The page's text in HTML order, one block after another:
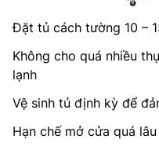
Đặt tủ cách tường 10 –
Không cho quá nhiều
lạnh
Vệ sinh tủ định kỳ để
Hạn chế mở cửa quá lâu